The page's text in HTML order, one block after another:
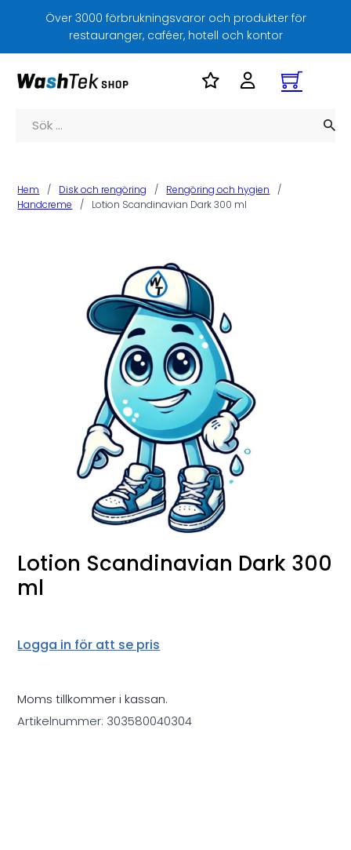
Över 3000 förbrukningsvaror och produkter för
restauranger, caféer, hotell och kontor
Sök
Hem / Disk och rengöring / Rengöring och hygien
/
Handcreme
/ Lotion Scandinavian Dark 300 ml
Lotion Scandinavian Dark 300
ml
Logga in för att se pris
Moms tillkommer i kassan.
Artikelnummer: 303580040304